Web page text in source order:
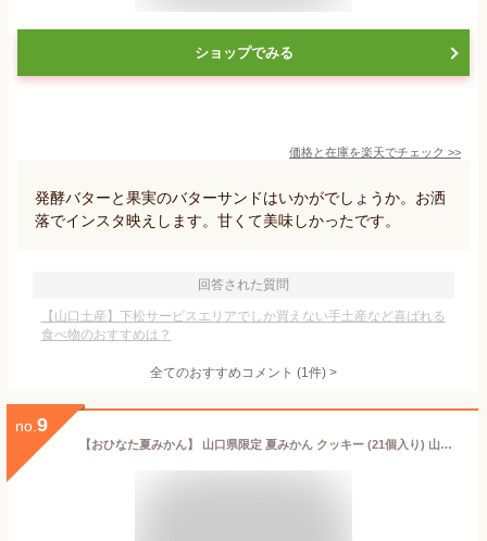
ショップでみる
価格と在庫を楽天でチェック >>
発酵バターと果実のバターサンドはいかがでしょうか。お洒
落でインスタ映えします。甘くて美味しかったです。
回答された質問
【山口土産】下松サービスエリアでしか買えない手土産など喜ばれる
食べ物のおすすめは？
全てのおすすめコメント (1件) >
no. 9
【おひなた夏みかん】 山口県限定 夏みかん クッキー (21個入り) 山口県 萩の夏みかん タルトクッキー ギフト 個包装 お菓子 お土産 手土産 贈り物 お歳暮 お中元